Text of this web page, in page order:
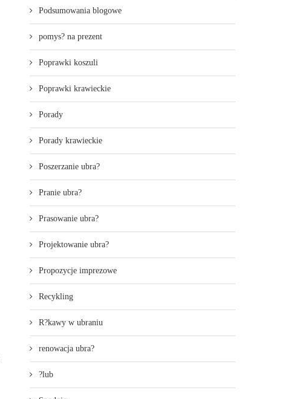
Podsumowania blogowe
pomys? na prezent
Poprawki koszuli
Poprawki krawieckie
Porady
Porady krawieckie
Poszerzanie ubra?
Pranie ubra?
Prasowanie ubra?
Projektowanie ubra?
Propozycje imprezowe
Recykling
R?kawy w ubraniu
renowacja ubra?
?lub